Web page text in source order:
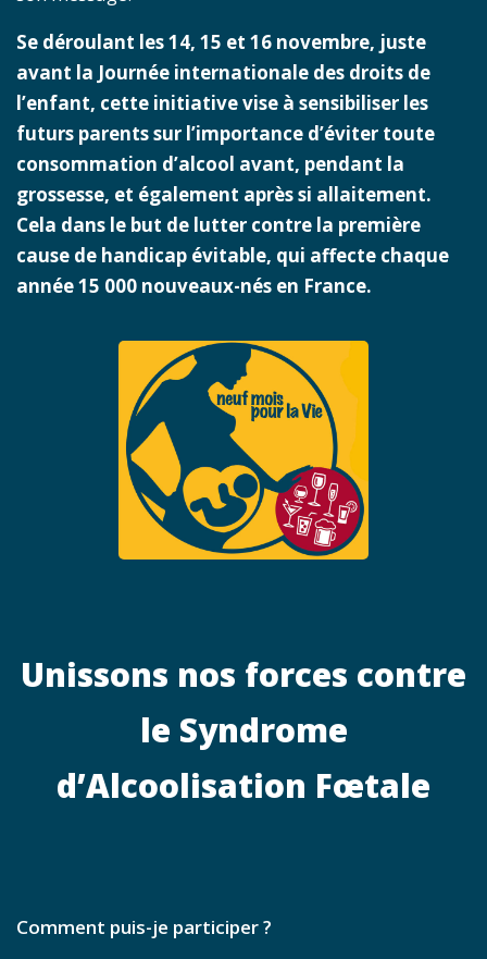
Se déroulant les 14, 15 et 16 novembre, juste
avant la Journée internationale des droits de
l’enfant, cette initiative vise à sensibiliser les
futurs parents sur l’importance d’éviter toute
consommation d’alcool avant, pendant la
grossesse, et également après si allaitement.
Cela dans le but de lutter contre la première
cause de handicap évitable, qui affecte chaque
année 15 000 nouveaux-nés en France.
Unissons nos forces contre
le Syndrome
d’Alcoolisation Fœtale
Comment puis-je participer ?